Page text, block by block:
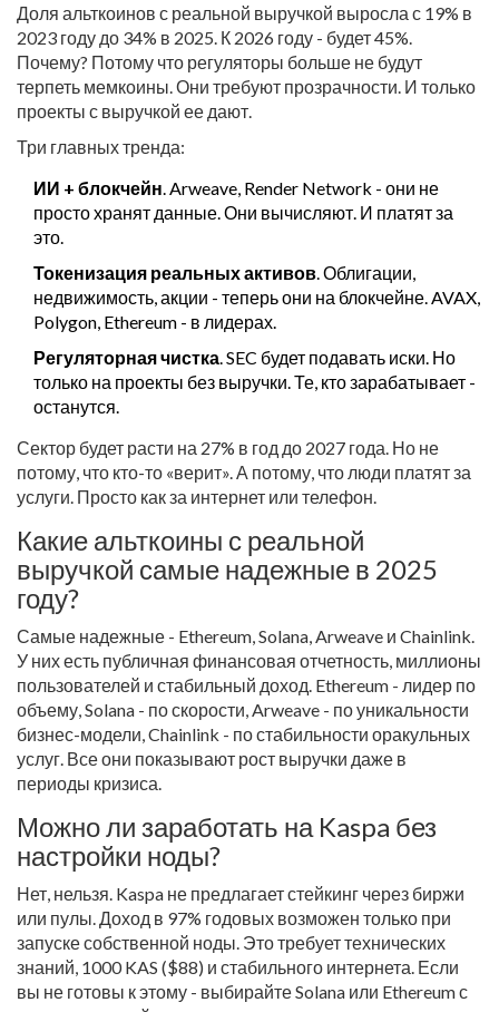
Доля альткоинов с реальной выручкой выросла с 19% в
2023 году до 34% в 2025. К 2026 году - будет 45%.
Почему? Потому что регуляторы больше не будут
терпеть мемкоины. Они требуют прозрачности. И только
проекты с выручкой ее дают.
Три главных тренда:
ИИ + блокчейн . Arweave, Render Network - они не
просто хранят данные. Они вычисляют. И платят за
это.
Токенизация реальных активов . Облигации,
недвижимость, акции - теперь они на блокчейне. AVAX,
Polygon, Ethereum - в лидерах.
Регуляторная чистка . SEC будет подавать иски. Но
только на проекты без выручки. Те, кто зарабатывает -
останутся.
Сектор будет расти на 27% в год до 2027 года. Но не
потому, что кто-то «верит». А потому, что люди платят за
услуги. Просто как за интернет или телефон.
Какие альткоины с реальной
выручкой самые надежные в 2025
году?
Самые надежные - Ethereum, Solana, Arweave и Chainlink.
У них есть публичная финансовая отчетность, миллионы
пользователей и стабильный доход. Ethereum - лидер по
объему, Solana - по скорости, Arweave - по уникальности
бизнес-модели, Chainlink - по стабильности оракульных
услуг. Все они показывают рост выручки даже в
периоды кризиса.
Можно ли заработать на Kaspa без
настройки ноды?
Нет, нельзя. Kaspa не предлагает стейкинг через биржи
или пулы. Доход в 97% годовых возможен только при
запуске собственной ноды. Это требует технических
знаний, 1000 KAS ($88) и стабильного интернета. Если
вы не готовы к этому - выбирайте Solana или Ethereum с